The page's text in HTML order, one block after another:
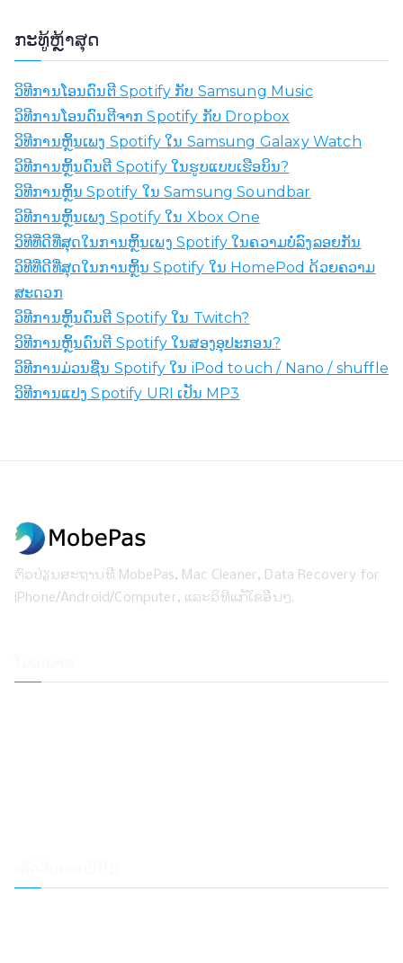
ກະ​ທູ້​ຫຼ້າ​ສຸດ
ວິ​ທີ​ການ​ໂອນ​ດົນ​ຕີ Spotify ກັບ Samsung Music​
ວິ​ທີ​ການ​ໂອນ​ດົນ​ຕີ​ຈາກ Spotify ກັບ Dropbox​
ວິທີການຫຼິ້ນເພງ Spotify ໃນ Samsung Galaxy Watch
ວິ​ທີ​ການ​ຫຼິ້ນ​ດົນ​ຕີ Spotify ໃນ​ຮູບ​ແບບ​ເຮືອ​ບິນ​?
ວິ​ທີ​ການ​ຫຼິ້ນ Spotify ໃນ Samsung Soundbar​
ວິທີການຫຼິ້ນເພງ Spotify ໃນ Xbox One
ວິທີທີ່ດີທີ່ສຸດໃນການຫຼິ້ນເພງ Spotify ໃນຄວາມບໍ່ລົງລອຍກັນ
ວິທີທີ່ດີທີ່ສຸດໃນການຫຼິ້ນ Spotify ໃນ HomePod ດ້ວຍຄວາມ
ສະດວກ
ວິ​ທີ​ການ​ຫຼິ້ນ​ດົນ​ຕີ Spotify ໃນ Twitch​?
ວິ​ທີ​ການ​ຫຼິ້ນ​ດົນ​ຕີ Spotify ໃນ​ສອງ​ອຸ​ປະ​ກອນ​?
ວິ​ທີ​ການ​ມ່ວນ​ຊື່ນ Spotify ໃນ iPod touch / Nano / shuffle​
ວິທີການແປງ Spotify URI ເປັນ MP3
ຕົວປ່ຽນສະຖານທີ່ MobePas, Mac Cleaner, Data Recovery for
iPhone/Android/Computer, ແລະວິທີແກ້ໄຂອື່ນໆ.